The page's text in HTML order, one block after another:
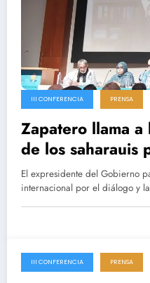
III CONFERENCIA PRENSA
Zapatero llama a
de los saharauis
“paz duradera”
El expresidente del Gobierno
internacional por el diálogo y
17 abril 2025
III CONFERENCIA PRENSA